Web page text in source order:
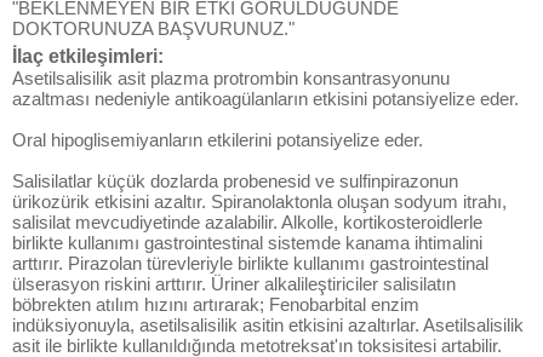
"BEKLENMEYEN BİR ETKİ GÖRÜLDÜĞÜNDE
DOKTORUNUZA BAŞVURUNUZ."
İlaç etkileşimleri:
Asetilsalisilik asit plazma protrombin konsantrasyonunu
azaltması nedeniyle antikoagülanların etkisini potansiyelize eder.
Oral hipoglisemiyanların etkilerini potansiyelize eder.
Salisilatlar küçük dozlarda probenesid ve sulfinpirazonun
ürikozürik etkisini azaltır. Spiranolaktonla oluşan sodyum itrahı,
salisilat mevcudiyetinde azalabilir. Alkolle, kortikosteroidlerle
birlikte kullanımı gastrointestinal sistemde kanama ihtimalini
arttırır. Pirazolan türevleriyle birlikte kullanımı gastrointestinal
ülserasyon riskini arttırır. Üriner alkalileştiriciler salisilatın
böbrekten atılım hızını artırarak; Fenobarbital enzim
indüksiyonuyla, asetilsalisilik asitin etkisini azaltırlar. Asetilsalisilik
asit ile birlikte kullanıldığında metotreksat'ın toksisitesi artabilir.